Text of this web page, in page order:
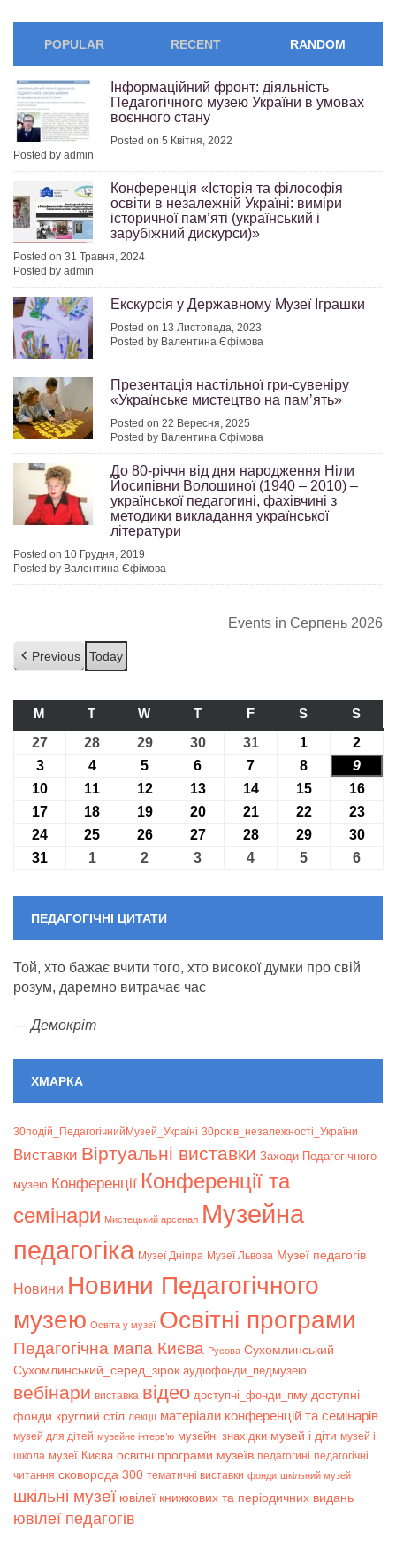
POPULAR RECENT RANDOM
Інформаційний фронт: діяльність
Педагогічного музею України в умовах
воєнного стану
Posted on 5 Квітня, 2022
Posted by admin
Конференція «Історія та філософія
освіти в незалежній Україні: виміри
історичної пам’яті (український і
зарубіжний дискурси)»
Posted on 31 Травня, 2024
Posted by admin
Екскурсія у Державному Музеї Іграшки
Posted on 13 Листопада, 2023
Posted by Валентина Єфімова
Презентація настільної гри-сувеніру
«Українське мистецтво на памʼять»
Posted on 22 Вересня, 2025
Posted by Валентина Єфімова
До 80-річчя від дня народження Ніли
Йосипівни Волошиної (1940 – 2010) –
української педагогині, фахівчині з
методики викладання української
літератури
Posted on 10 Грудня, 2019
Posted by Валентина Єфімова
Events in Серпень 2026
Previous Today
M ПОНЕДІЛОК
T ВІВТОРОК
W СЕРЕДА
TЧЕТВЕР
FП’ЯТНИЦЯ
S СУБОТА
S
27 27.07.2026
28 28.07.2026
2929.07.2026
3030.07.2026
3131.07.2026
1 01.08.2026
2
303.08.2026
404.08.2026
5 05.08.2026
6 06.08.2026
7 07.08.2026
8 08.08.2026
9
10 10.08.2026
11 11.08.2026
1212.08.2026
1313.08.2026
1414.08.2026
1515.08.2026
16
17 17.08.2026
18 18.08.2026
1919.08.2026
2020.08.2026
2121.08.2026
2222.08.2026
23
24 24.08.2026
25 25.08.2026
2626.08.2026
2727.08.2026
2828.08.2026
2929.08.2026
30
31 31.08.2026
101.09.2026
2 02.09.2026
3 03.09.2026
4 04.09.2026
5 05.09.2026
6
ПЕДАГОГІЧНІ ЦИТАТИ
Той, хто бажає вчити того, хто високої думки про свій
розум, даремно витрачає час
—Демокріт
ХМАРКА
30подій_ПедагогічнийМузей_Україні 30років_незалежності_України
Bиставки Віртуальні виставки Заходи Педагогічного
музею Конференції Конференції та
семінари Мистецький арсенал Музейна
педагогіка Музеї Дніпра Музеї Львова Музеї педагогів
Новини Новини Педагогічного
музею Освіта у музеї Освітні програми
Педагогічна мапа Києва Русова Сухомлинський
Сухомлинський_серед_зірок аудіофонди_педмузею
вебінари виставка відео доступні_фонди_пму доступні
фонди круглий стіл лекції матеріали конференцій та семінарів
музей для дітей музейне інтерв’ю музейні знахідки музей і діти музей і
школа музеї Києва освітні програми музеїв педагогині педагогічні
читання сковорода 300 тематичні виставки фонди шкільний музей
шкільні музеї ювілеї книжкових та періодичних видань
ювілеї педагогів